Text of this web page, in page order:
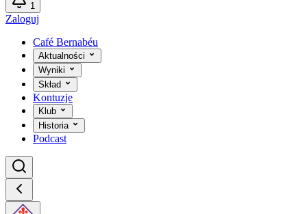
1
Zaloguj
Café Bernabéu
Aktualności
Wyniki
Skład
Kontuzje
Klub
Historia
Podcast